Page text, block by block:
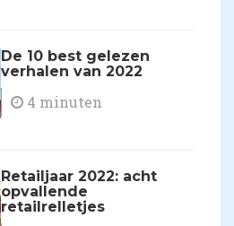
De 10 best gelezen
verhalen van 2022
4 minuten
Retailjaar 2022: acht
opvallende
retailrelletjes